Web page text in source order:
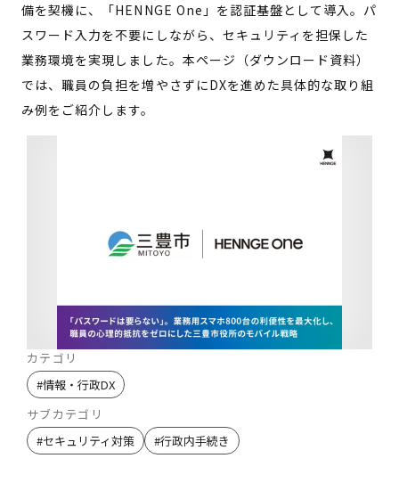
備を契機に、「HENNGE One」を認証基盤として導入。パ
スワード入力を不要にしながら、セキュリティを担保した
業務環境を実現しました。本ページ（ダウンロード資料）
では、職員の負担を増やさずにDXを進めた具体的な取り組
み例をご紹介します。
カテゴリ
#情報・行政DX
サブカテゴリ
#セキュリティ対策 #行政内手続き